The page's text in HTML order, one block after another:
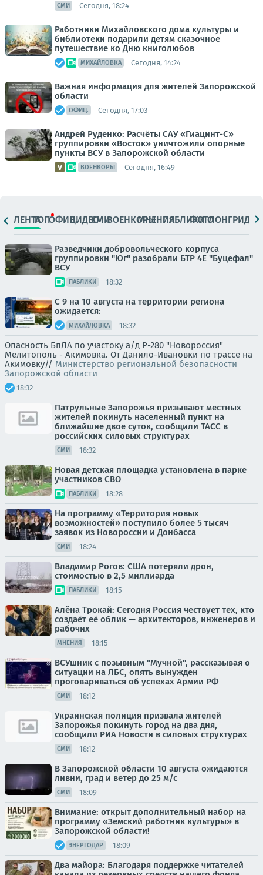
СМИ Сегодня, 18:24
Работники Михайловского дома культуры и
библиотеки подарили детям сказочное
путешествие ко Дню книголюбов
МИХАЙЛОВКА Сегодня, 14:24
Важная информация для жителей Запорожской
области
ОФИЦ. Сегодня, 17:03
Андрей Руденко: Расчёты САУ «Гиацинт-С»
группировки «Восток» уничтожили опорные
пункты ВСУ в Запорожской области
ВОЕНКОРЫ Сегодня, 16:49
ЛЕНТАТОПОФИЦ.ВИДЕОСМИВОЕНКОРЫМНЕНИЯПАБЛИКИ
ФОТОЛОНГРИДЫ
Разведчики добровольческого корпуса
группировки "Юг" разобрали БТР 4Е "Буцефал"
ВСУ
ПАБЛИКИ 18:32
С 9 на 10 августа на территории региона
ожидается:
МИХАЙЛОВКА 18:32
Опасность БпЛА по участоку а/д Р-280 "Новороссия"
Мелитополь - Акимовка. От Данило-Ивановки по трассе на
Акимовку// Министерство региональной безопасности
Запорожской области
18:32
Патрульные Запорожья призывают местных
жителей покинуть населенный пункт на
ближайшие двое суток, сообщили ТАСС в
российских силовых структурах
СМИ 18:32
Новая детская площадка установлена в парке
участников СВО
ПАБЛИКИ 18:28
На программу «Территория новых
возможностей» поступило более 5 тысяч
заявок из Новороссии и Донбасса
СМИ 18:24
Владимир Рогов: США потеряли дрон,
стоимостью в 2,5 миллиарда
ПАБЛИКИ 18:15
Алёна Трокай: Сегодня Россия чествует тех, кто
создаёт её облик — архитекторов, инженеров и
рабочих
МНЕНИЯ 18:15
ВСУшник с позывным "Мучной", рассказывая о
ситуации на ЛБС, опять вынужден
проговариваться об успехах Армии РФ
СМИ 18:12
Украинская полиция призвала жителей
Запорожья покинуть город на два дня,
сообщили РИА Новости в силовых структурах
СМИ 18:12
В Запорожской области 10 августа ожидаются
ливни, град и ветер до 25 м/с
СМИ 18:09
Внимание: открыт дополнительный набор на
программу «Земский работник культуры» в
Запорожской области!
ЭНЕРГОДАР 18:09
Два майора: Благодаря поддержке читателей